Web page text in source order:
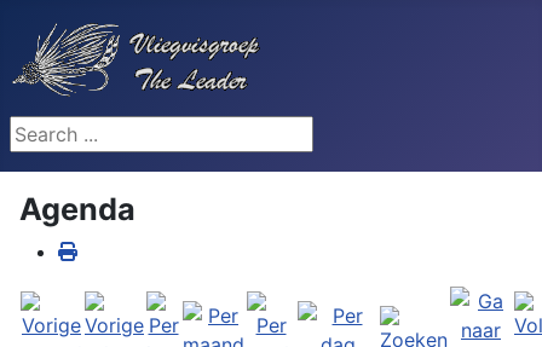
Search ...
Agenda